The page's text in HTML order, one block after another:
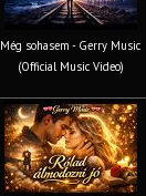
Még sohasem - Gerry Music
(Official Music Video)